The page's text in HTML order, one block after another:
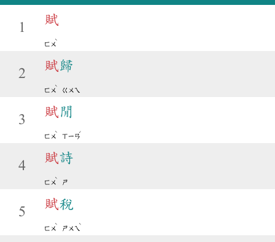
1
賦
ㄈㄨ
ˋ
2
賦歸
ㄈㄨ
ˋ
ㄍㄨㄟ
3
賦閒
ㄈㄨ
ˋ
ㄒㄧㄢ
ˊ
4
賦詩
ㄈㄨ
ˋ
ㄕ
5
賦稅
ㄈㄨ
ˋ
ㄕㄨㄟ
ˋ